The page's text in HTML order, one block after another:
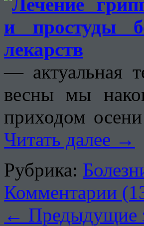
— актуальная
весны мы
приходом
Читать далее →
Рубрика:
Комментарии
← Предыдущие